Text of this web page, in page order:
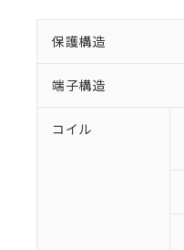
保護構造
端子構造
コイル